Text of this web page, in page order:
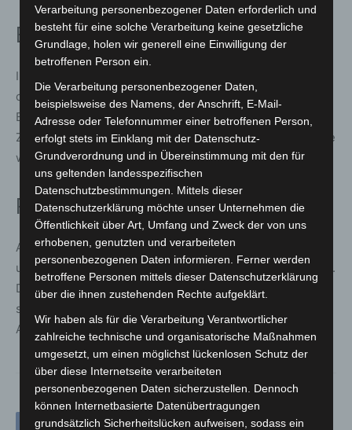
Brand schnell unter Kontrolle
Inzwischen gelang es den Einsatzkräften aus Garbsen,
die Unfallstelle zu erreichen und umgehend mit der
Brandbekämpfung zu beginnen. Das Feuer an der
Zugmaschine konnte zügig gelöscht werden, sodass eine
weitere Ausbreitung verhindert wurde.
Rückfahrt ebenfalls erschwert
Auch nach dem Einsatz stellte die angespannte Wetter-
und Verkehrslage die Feuerwehr vor Herausforderungen.
Die Rückfahrt zu den Feuerwehrhäusern gestaltete sich
schwierig und nahm deutlich mehr Zeit als üblich in
Anspruch.
Verarbeitung personenbezogener Daten erforderlich und
besteht für eine solche Verarbeitung keine gesetzliche
Grundlage, holen wir generell eine Einwilligung der
betroffenen Person ein.
Die Verarbeitung personenbezogener Daten,
beispielsweise des Namens, der Anschrift, E-Mail-
Adresse oder Telefonnummer einer betroffenen Person,
erfolgt stets im Einklang mit der Datenschutz-
Grundverordnung und in Übereinstimmung mit den für
uns geltenden landesspezifischen
Datenschutzbestimmungen. Mittels dieser
Datenschutzerklärung möchte unser Unternehmen die
Öffentlichkeit über Art, Umfang und Zweck der von uns
erhobenen, genutzten und verarbeiteten
personenbezogenen Daten informieren. Ferner werden
betroffene Personen mittels dieser Datenschutzerklärung
über die ihnen zustehenden Rechte aufgeklärt.
Wir haben als für die Verarbeitung Verantwortlicher
zahlreiche technische und organisatorische Maßnahmen
umgesetzt, um einen möglichst lückenlosen Schutz der
über diese Internetseite verarbeiteten
personenbezogenen Daten sicherzustellen. Dennoch
können Internetbasierte Datenübertragungen
grundsätzlich Sicherheitslücken aufweisen, sodass ein